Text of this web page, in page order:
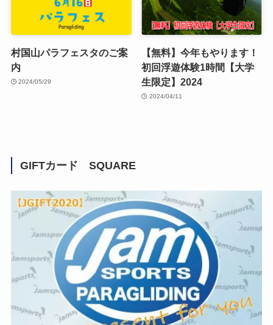
村国山パラフェスタのご案
内
2024/05/29
【無料】今年もやります！
初回浮遊体験1時間【大学
生限定】2024
2024/04/11
GIFTカード SQUARE